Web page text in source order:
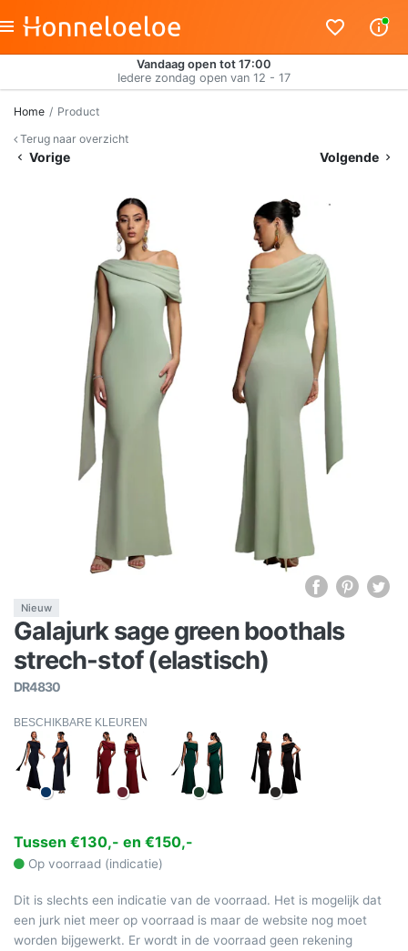
Vandaag open tot 17:00
Iedere zondag open van 12 - 17
Home
Product
Terug naar overzicht
Vorige Volgende
Nieuw
Galajurk sage green boothals
strech-stof (elastisch)
DR4830
BESCHIKBARE KLEUREN
Tussen €130,- en €150,-
Op voorraad (indicatie)
Dit is slechts een indicatie van de voorraad. Het is mogelijk dat
een jurk niet meer op voorraad is maar de website nog moet
worden bijgewerkt. Er wordt in de voorraad geen rekening